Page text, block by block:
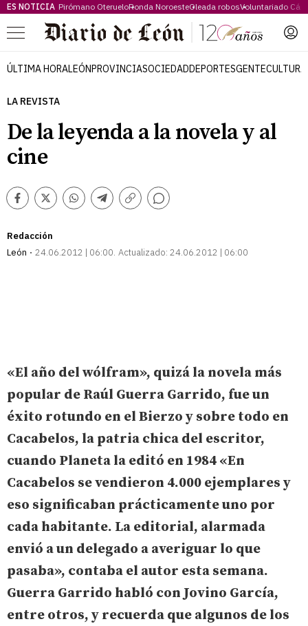
ES NOTICIA Pirómano OterueloRonda NoroesteOleada robosVoluntariado
Menú
ÚLTIMA HORALEÓNPROVINCIASOCIEDADDEPORTESGENTECULTURA
LA REVISTA
De la leyenda a la novela y al
cine
Facebook
TwitterWhatsappTelegram
Copiar
Comentarios
Redacción
León
24.06.2012 | 06:00 Actualizado: 24.06.2012 | 06:00
«El año del wólfram», quizá la novela más
popular de Raúl Guerra Garrido, fue un
éxito rotundo en el Bierzo y sobre todo en
Cacabelos, la patria chica del escritor,
cuando Planeta la editó en 1984 «En
Cacabelos se vendieron 4.000 ejemplares y
eso significaban prácticamente uno por
cada habitante. La editorial, alarmada
envió a un delegado a averiguar lo que
pasaba», contaba el autor esta semana.
Guerra Garrido habló con Jovino García,
entre otros, y recuerda que algunos de los